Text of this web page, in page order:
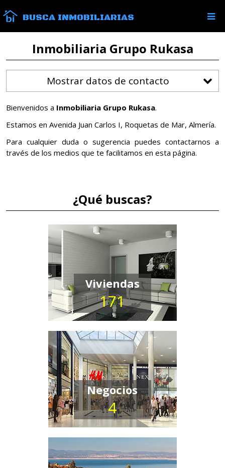
BUSCA INMOBILIARIAS
Inmobiliaria Grupo Rukasa
Mostrar datos de contacto
Bienvenidos a Inmobiliaria Grupo Rukasa.
Estamos en Avenida Juan Carlos I, Roquetas de Mar, Almería.
Para cualquier duda o sugerencia puedes contactarnos a
través de los medios que te facilitamos en esta página.
¿Qué buscas?
Viviendas
171
Negocios
4